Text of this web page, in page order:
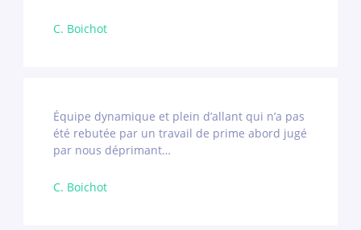
C. Boichot
Équipe dynamique et plein d’allant qui n’a pas
été rebutée par un travail de prime abord jugé
par nous déprimant…
C. Boichot